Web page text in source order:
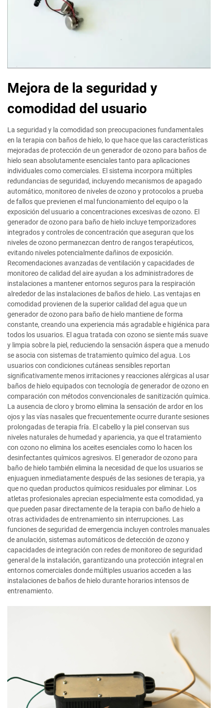
Mejora de la seguridad y
comodidad del usuario
La seguridad y la comodidad son preocupaciones fundamentales
en la terapia con baños de hielo, lo que hace que las características
mejoradas de protección de un generador de ozono para baños de
hielo sean absolutamente esenciales tanto para aplicaciones
individuales como comerciales. El sistema incorpora múltiples
redundancias de seguridad, incluyendo mecanismos de apagado
automático, monitoreo de niveles de ozono y protocolos a prueba
de fallos que previenen el mal funcionamiento del equipo o la
exposición del usuario a concentraciones excesivas de ozono. El
generador de ozono para baño de hielo incluye temporizadores
integrados y controles de concentración que aseguran que los
niveles de ozono permanezcan dentro de rangos terapéuticos,
evitando niveles potencialmente dañinos de exposición.
Recomendaciones avanzadas de ventilación y capacidades de
monitoreo de calidad del aire ayudan a los administradores de
instalaciones a mantener entornos seguros para la respiración
alrededor de las instalaciones de baños de hielo. Las ventajas en
comodidad provienen de la superior calidad del agua que un
generador de ozono para baño de hielo mantiene de forma
constante, creando una experiencia más agradable e higiénica para
todos los usuarios. El agua tratada con ozono se siente más suave
y limpia sobre la piel, reduciendo la sensación áspera que a menudo
se asocia con sistemas de tratamiento químico del agua. Los
usuarios con condiciones cutáneas sensibles reportan
significativamente menos irritaciones y reacciones alérgicas al usar
baños de hielo equipados con tecnología de generador de ozono en
comparación con métodos convencionales de sanitización química.
La ausencia de cloro y bromo elimina la sensación de ardor en los
ojos y las vías nasales que frecuentemente ocurre durante sesiones
prolongadas de terapia fría. El cabello y la piel conservan sus
niveles naturales de humedad y apariencia, ya que el tratamiento
con ozono no elimina los aceites esenciales como lo hacen los
desinfectantes químicos agresivos. El generador de ozono para
baño de hielo también elimina la necesidad de que los usuarios se
enjuaguen inmediatamente después de las sesiones de terapia, ya
que no quedan productos químicos residuales por eliminar. Los
atletas profesionales aprecian especialmente esta comodidad, ya
que pueden pasar directamente de la terapia con baño de hielo a
otras actividades de entrenamiento sin interrupciones. Las
funciones de seguridad de emergencia incluyen controles manuales
de anulación, sistemas automáticos de detección de ozono y
capacidades de integración con redes de monitoreo de seguridad
general de la instalación, garantizando una protección integral en
entornos comerciales donde múltiples usuarios acceden a las
instalaciones de baños de hielo durante horarios intensos de
entrenamiento.